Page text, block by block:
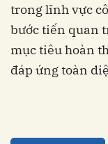
trong lĩnh vực
bước tiến quan
mục tiêu hoàn